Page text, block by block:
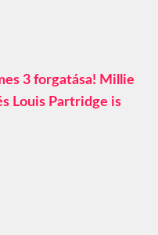
3 forgatása! Millie
Louis Partridge is